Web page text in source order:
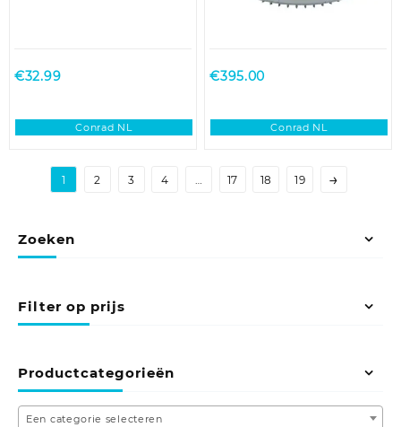
€32.99
Conrad NL
€395.00
Conrad NL
1 2 3 4 … 17 18 19 →
Zoeken
Filter op prijs
Productcategorieën
Een categorie selecteren